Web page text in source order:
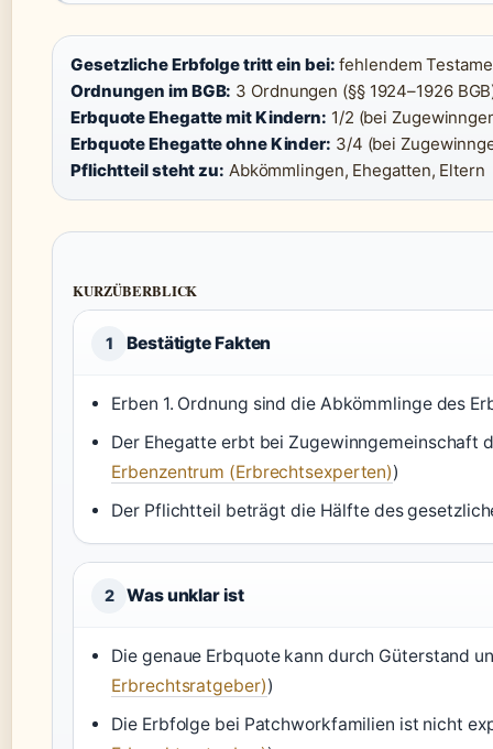
Gesetzliche Erbfolge tritt ein bei: fehlendem
Ordnungen im BGB: 3 Ordnungen (§§ 1924–1926
Erbquote Ehegatte mit Kindern: 1/2 (bei
Erbquote Ehegatte ohne Kinder: 3/4 (bei
Pflichtteil steht zu: Abkömmlingen, Ehegatten, Eltern
KURZÜBERBLICK
1 Bestätigte Fakten
Erben 1. Ordnung sind die Abkömmlinge des
Der Ehegatte erbt bei Zugewinngemeinschaft
Erbenzentrum (Erbrechtsexperten))
Der Pflichtteil beträgt die Hälfte des
2 Was unklar ist
Die genaue Erbquote kann durch Güterstand
Erbrechtsratgeber))
Die Erbfolge bei Patchworkfamilien ist nicht